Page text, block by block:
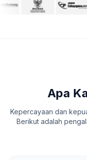
Apa
Kepercayaan dan
Berikut adalah